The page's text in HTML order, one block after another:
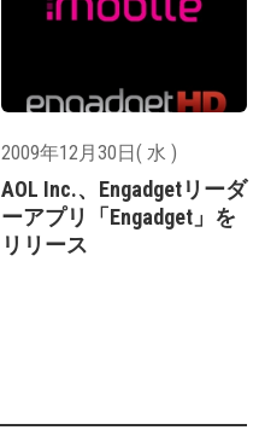
2009年12月30日( 水 )
AOL Inc.、Engadgetリーダ
ーアプリ「Engadget」を
リリース